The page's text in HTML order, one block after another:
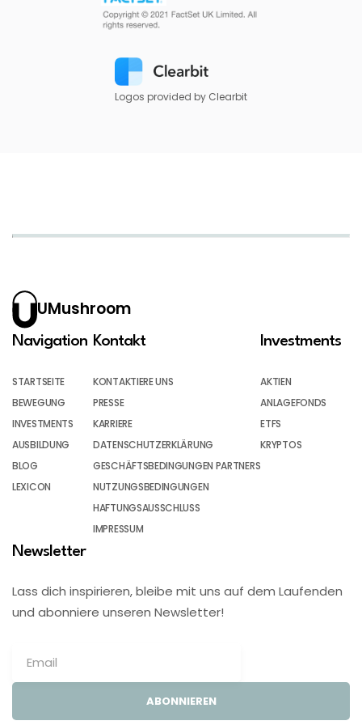
Logos provided by Clearbit
UMushroom
Navigation
STARTSEITE
BEWEGUNG
INVESTMENTS
AUSBILDUNG
BLOG
LEXICON
Kontakt
KONTAKTIERE UNS
PRESSE
KARRIERE
DATENSCHUTZERKLÄRUNG
GESCHÄFTSBEDINGUNGEN PARTNERS
NUTZUNGSBEDINGUNGEN
HAFTUNGSAUSSCHLUSS
IMPRESSUM
Investments
AKTIEN
ANLAGEFONDS
ETFS
KRYPTOS
Newsletter
Lass dich inspirieren, bleibe mit uns auf dem Laufenden
und abonniere unseren Newsletter!
ABONNIEREN